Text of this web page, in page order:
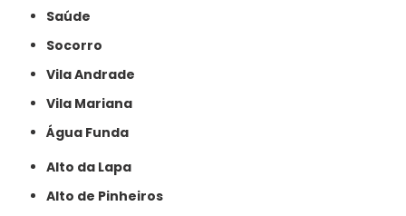
Saúde
Socorro
Vila Andrade
Vila Mariana
Água Funda
Alto da Lapa
Alto de Pinheiros